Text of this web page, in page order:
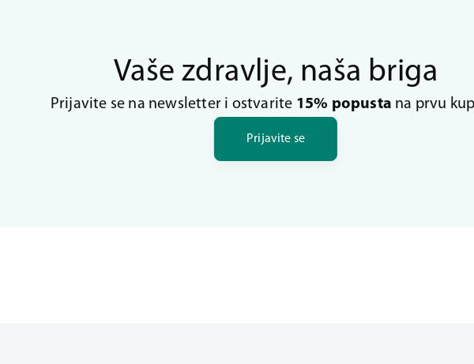
Vaše zdravlje, naša briga
Prijavite se na newsletter i ostvarite 15% popusta na prvu
Prijavite se